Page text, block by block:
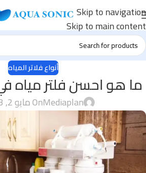
Skip to navigation
Skip to main content
أنواع فلاتر المياه
ما هو احسن فلتر مياه في
MediaplanOn مايو 2, 2023